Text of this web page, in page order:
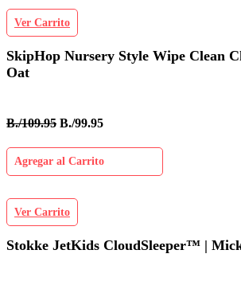
Ver Carrito
SkipHop Nursery Style Wipe Clean
Oat
B./109.95 B./99.95
Agregar al Carrito
Ver Carrito
Stokke JetKids CloudSleeper™ |